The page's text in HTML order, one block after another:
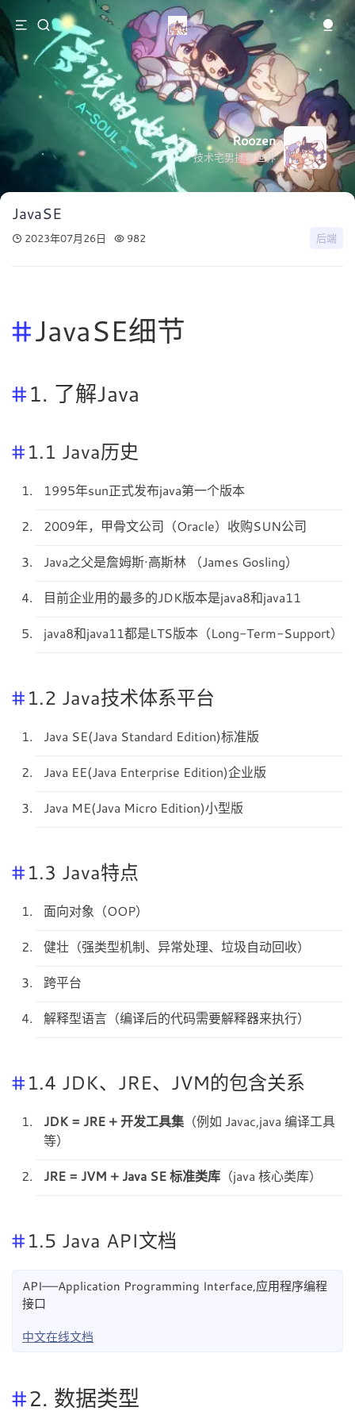
Roozen
技术宅男拯救世界
JavaSE
2023年07月26日 982 后端
JavaSE细节
1. 了解Java
1.1 Java历史
1995年sun正式发布java第一个版本
2009年，甲骨文公司（Oracle）收购SUN公司
Java之父是詹姆斯·高斯林 （James Gosling）
目前企业用的最多的JDK版本是java8和java11
java8和java11都是LTS版本（Long-Term-Support）
1.2 Java技术体系平台
Java SE(Java Standard Edition)标准版
Java EE(Java Enterprise Edition)企业版
Java ME(Java Micro Edition)小型版
1.3 Java特点
面向对象（OOP）
健壮（强类型机制、异常处理、垃圾自动回收）
跨平台
解释型语言（编译后的代码需要解释器来执行）
1.4 JDK、JRE、JVM的包含关系
JDK = JRE +开发工具集 （例如 Javac,java 编译工具
等）
JRE = JVM + Java SE标准类库 （java 核心类库）
1.5 Java API文档
API——Application Programming Interface,应用程序编程
接口
中文在线文档
2. 数据类型